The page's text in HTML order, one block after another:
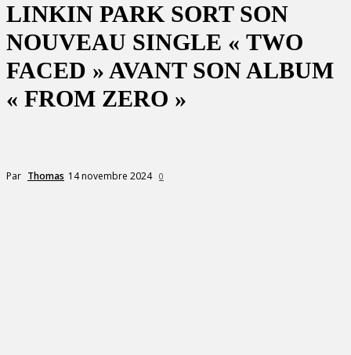
LINKIN PARK SORT SON
NOUVEAU SINGLE « TWO
FACED » AVANT SON ALBUM
« FROM ZERO »
Par Thomas 14 novembre 2024 0